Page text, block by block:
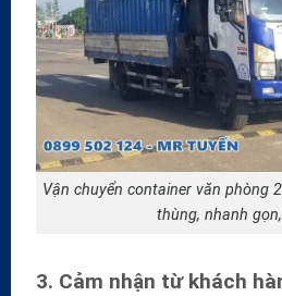
Vận chuyển container văn phòng
thùng, nhanh
3. Cảm nhận từ khách